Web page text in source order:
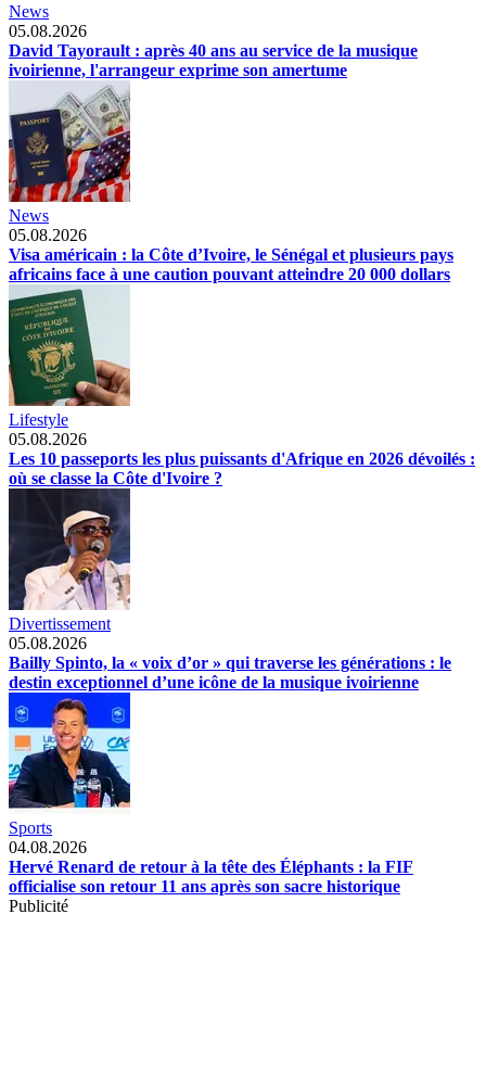
News
05.08.2026
David Tayorault : après 40 ans au service de la musique
ivoirienne, l'arrangeur exprime son amertume
News
05.08.2026
Visa américain : la Côte d’Ivoire, le Sénégal et plusieurs pays
africains face à une caution pouvant atteindre 20 000 dollars
Lifestyle
05.08.2026
Les 10 passeports les plus puissants d'Afrique en 2026 dévoilés :
où se classe la Côte d'Ivoire ?
Divertissement
05.08.2026
Bailly Spinto, la « voix d’or » qui traverse les générations : le
destin exceptionnel d’une icône de la musique ivoirienne
Sports
04.08.2026
Hervé Renard de retour à la tête des Éléphants : la FIF
officialise son retour 11 ans après son sacre historique
Publicité